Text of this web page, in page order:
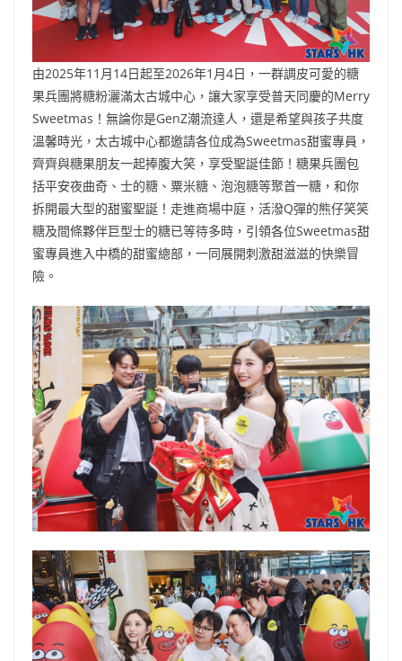
由2025年11月14日起至2026年1月4日，一群調皮可愛的糖
果兵團將糖粉灑滿太古城中心，讓大家享受普天同慶的Merry
Sweetmas！無論你是GenZ潮流達人，還是希望與孩子共度
溫馨時光，太古城中心都邀請各位成為Sweetmas甜蜜專員，
齊齊與糖果朋友一起捧腹大笑，享受聖誕佳節！糖果兵團包
括平安夜曲奇、士的糖、粟米糖、泡泡糖等聚首一糖，和你
拆開最大型的甜蜜聖誕！走進商場中庭，活潑Q彈的熊仔笑笑
糖及間條夥伴巨型士的糖已等待多時，引領各位Sweetmas甜
蜜專員進入中橋的甜蜜總部，一同展開刺激甜滋滋的快樂冒
險。